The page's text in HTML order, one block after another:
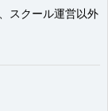
スクール運営以外